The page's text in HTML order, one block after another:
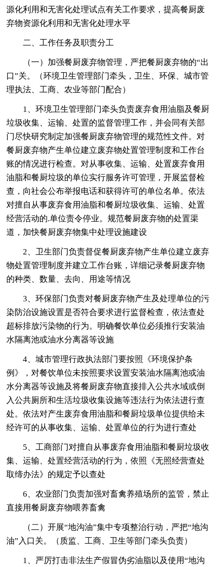
源化利用和无害化处理试点有关工作要求，提高餐厨废
弃物资源化利用和无害化处理水平
二、工作任务及职责分工
（一）加强餐厨废弃物管理，严把餐厨废弃物的“出
口”关。（环境卫生管理部门牵头，卫生、环保、城市管
理执法、工商、农业等部门配合）
1、环境卫生管理部门牵头负责废弃食用油脂及餐厨
垃圾收集、运输、处置的监督管理工作，并会同有关部
门尽快研究制定加强餐厨废弃物管理的规范性文件。对
餐厨废弃物产生单位建立废弃物处置管理制度和工作台
账的情况进行检查。对从事收集、运输、处置废弃食用
油脂和餐厨垃圾的单位实行服务许可管理，开展监督检
查，向社会公布举报电话和获得许可的单位名单。依法
对擅自从事废弃食用油脂和餐厨垃圾收集、运输、处置
经营活动的.单位责令停业。规范餐厨废弃物的处置渠
道，加快餐厨废弃物集中处理设施建设
2、卫生部门负责督促餐厨废弃物产生单位建立废弃
物处置管理制度并建立工作台账，详细记录餐厨废弃物
的种类、数量、去向、用途等情况
3、环保部门负责对餐厨废弃物产生及处理单位的污
染防治设施设置是否符合要求进行监督检查，依法查处
超标排放污染物的行为。明确餐饮单位必须推行安装油
水隔离池或油水分离器等设施
4、城市管理行政执法部门要按照《环境保护条
例》，对餐饮单位未按照要求设置安装油水隔离池或油
水分离器等设施及将餐厨废弃物直接排入公共水域或倒
入公共厕所和生活垃圾收集设施等违法行为依法进行查
处。依法对产生废弃食用油脂和餐厨垃圾单位提供给未
经许可的从事收集、运输、处置单位的行为进行查处
5、工商部门对擅自从事废弃食用油脂和餐厨垃圾收
集、运输、处置经营活动的行为，依照《无照经营查处
取缔办法》的规定予以查处
6、农业部门负责加强对畜禽养殖场所的监管，禁止
直接用餐厨废弃物喂养畜禽
（二）开展“地沟油”集中专项整治行动，严把“地沟
油”入口关。（质监、工商、卫生等部门牵头负责）
1、严厉打击非法生产假冒伪劣油脂以及使用“地沟